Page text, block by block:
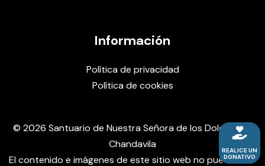
Información
Política de privacidad
Política de cookies
© 2026 Santuario de Nuestra Señora de los Dolores de
Chandavila
El contenido e imágenes de este sitio web no pueden ser
REALICE UN
DONATIVO